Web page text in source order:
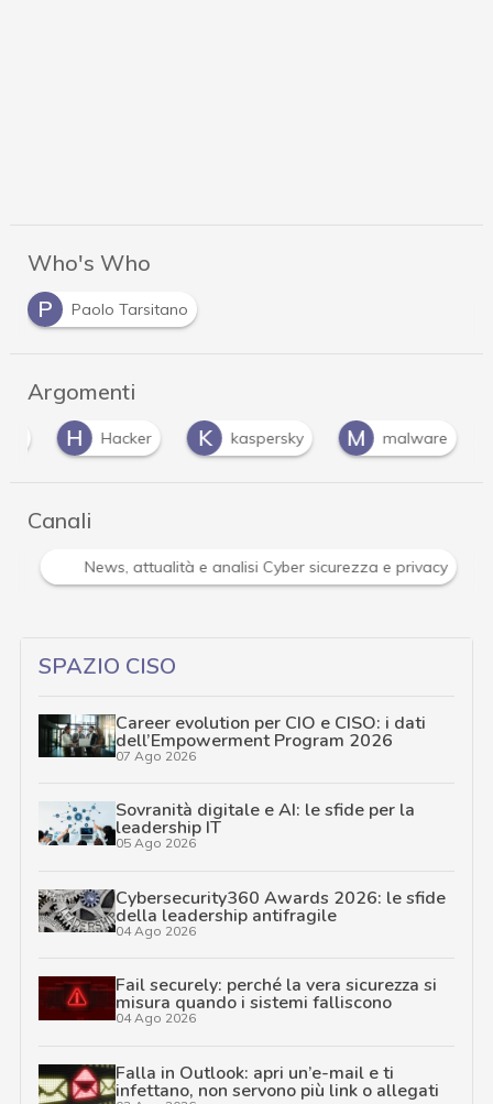
Who's Who
P
Paolo Tarsitano
Argomenti
H Hacker K kaspersky M malware
Canali
Attacchi hacker e Malware: le ultime news in tempo
SPAZIO CISO
Career evolution per CIO e CISO: i dati
dell’Empowerment Program 2026
07 Ago 2026
Sovranità digitale e AI: le sfide per la
leadership IT
05 Ago 2026
Cybersecurity360 Awards 2026: le sfide
della leadership antifragile
04 Ago 2026
Fail securely: perché la vera sicurezza si
misura quando i sistemi falliscono
04 Ago 2026
Falla in Outlook: apri un’e-mail e ti
infettano, non servono più link o allegati